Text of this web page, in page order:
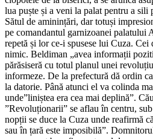
lua puște și a veni la palat pentru a sili
Sătul de aminințări, dar totuși
pe comandantul garnizoanei palatului
repetă și lor ce-i spusese lui Cuza. Cei
nimic. Beldiman „avea informații
părăsiseră cu totul planul unei
informeze. De la prefectură dă ordin
la datorie. Până atunci el va colinda
unde”liniștea era cea mai deplină”.
”Revoluționarii” se aflau în centru,
nopții se duce la Cuza unde reafirmă
sau în țară este imposibilă”.